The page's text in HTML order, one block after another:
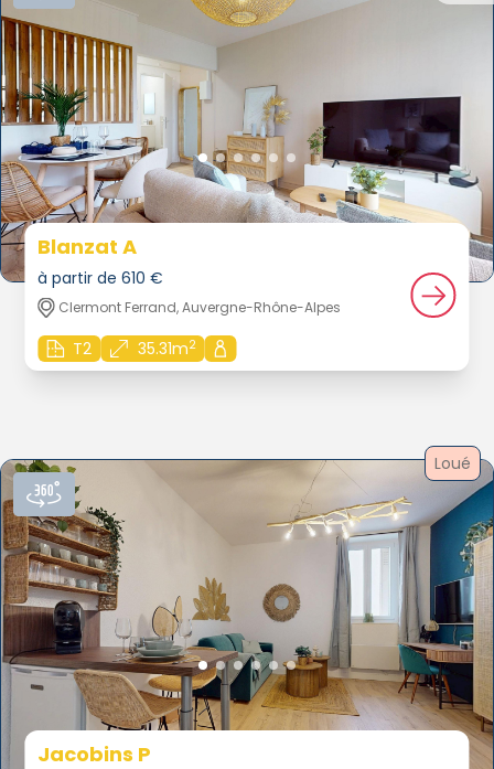
Blanzat A
à partir de 610 €
Clermont Ferrand, Auvergne-Rhône-Alpes
T2 35.31m2
Loué
Jacobins P